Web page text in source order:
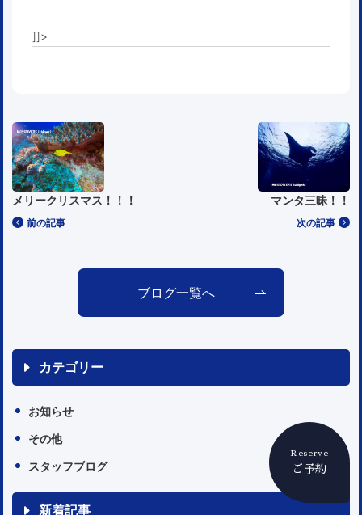
Reserve
ご予約
]]>
前の記事
メリークリスマス！！！
次の記事
マンタ三昧！！
ブログ一覧へ
カテゴリー
お知らせ
その他
スタッフブログ
新着記事